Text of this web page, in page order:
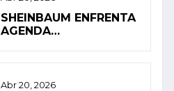
SHEINBAUM ENFRENTA
AGENDA
Abr 20, 2026